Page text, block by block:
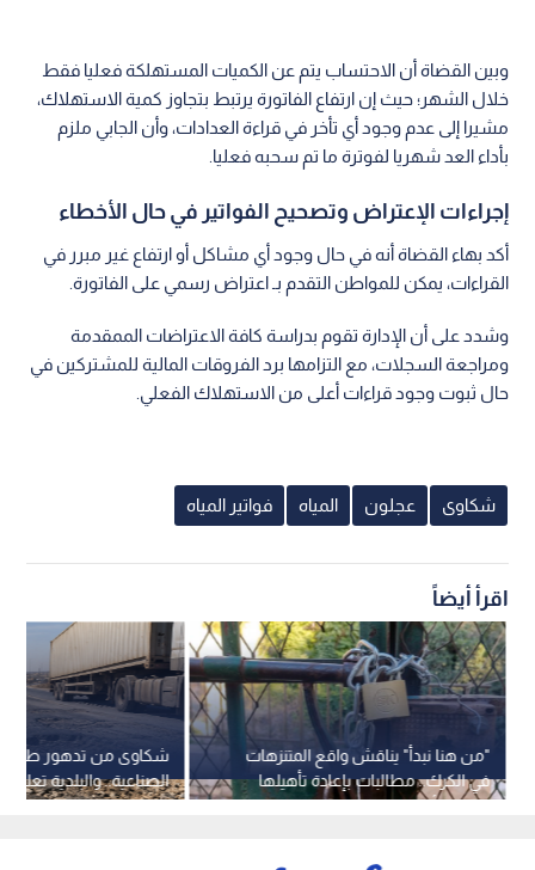
وبين القضاة أن الاحتساب يتم عن الكميات المستهلكة فعليا فقط
خلال الشهر؛ حيث إن ارتفاع الفاتورة يرتبط بتجاوز كمية الاستهلاك،
مشيرا إلى عدم وجود أي تأخر في قراءة العدادات، وأن الجابي ملزم
بأداء العد شهريا لفوترة ما تم سحبه فعليا.
إجراءات الإعتراض وتصحيح الفواتير في حال الأخطاء
أكد بهاء القضاة أنه في حال وجود أي مشاكل أو ارتفاع غير مبرر في
القراءات، يمكن للمواطن التقدم بـ اعتراض رسمي على الفاتورة.
وشدد على أن الإدارة تقوم بدراسة كافة الاعتراضات الممقدمة
ومراجعة السجلات، مع التزامها برد الفروقات المالية للمشتركين في
حال ثبوت وجود قراءات أعلى من الاستهلاك الفعلي.
شكاوى عجلون المياه فواتير المياه
اقرأ أيضاً
شكاوى من تدهور
الصناعية.. والبلدية تعلن
الجزء الأكثر تضررا
"من هنا نبدأ" يناقش واقع المتنزهات
في الكرك.. مطالبات بإعادة تأهيلها
وفتحها أمام المواطنين